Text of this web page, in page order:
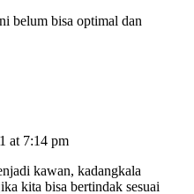
belum bisa optimal dan
at 7:14 pm
kawan, kadangkala
kita bisa bertindak sesuai